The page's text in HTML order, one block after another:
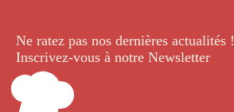
Ne ratez pas nos dernières actualités !
Inscrivez-vous à notre Newsletter.